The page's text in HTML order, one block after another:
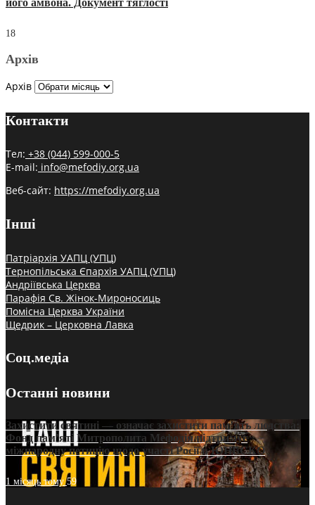
його амвона. Документ тяглості
18
Архів
Архів
Контакти
Тел: +38 (044) 599-000-5
E-mail: info@mefodiy.org.ua
Веб-сайт: https://mefodiy.org.ua
Інші
Патріархія УАПЦ (УПЦ)
Тернопільська Єпархія УАПЦ (УПЦ)
Андріївська Церква
Парафія Св. Жінок-Мироносиць
Помісна Церква України
Щедрик – Церковна Лавка
Соц.медіа
Останні новини
Захистити святині — означає захистити пам’ять людства:
Фонд пам’яті Митрополита Мефодія підтримує
міжнародну петицію щодо участі Росії в ЮНЕСКО
1 місяць тому59